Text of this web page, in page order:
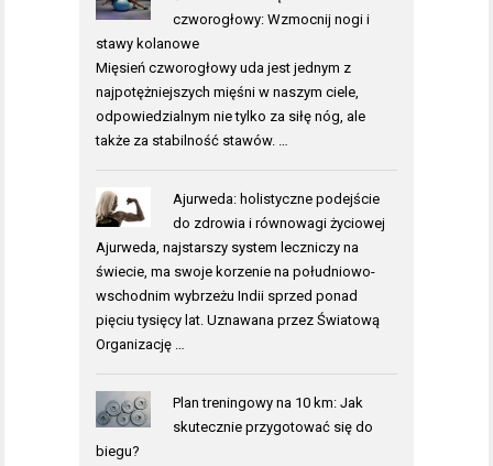
czworogłowy: Wzmocnij nogi i
stawy kolanowe
Mięsień czworogłowy uda jest jednym z
najpotężniejszych mięśni w naszym ciele,
odpowiedzialnym nie tylko za siłę nóg, ale
także za stabilność stawów. …
Ajurweda: holistyczne podejście
do zdrowia i równowagi życiowej
Ajurweda, najstarszy system leczniczy na
świecie, ma swoje korzenie na południowo-
wschodnim wybrzeżu Indii sprzed ponad
pięciu tysięcy lat. Uznawana przez Światową
Organizację …
Plan treningowy na 10 km: Jak
skutecznie przygotować się do
biegu?